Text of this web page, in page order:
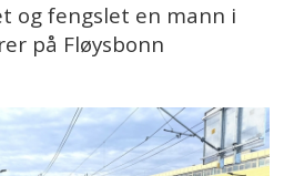
og fengslet en mann i
på Fløysbonn